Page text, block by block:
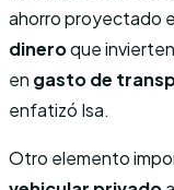
ahorro proyectado
dineroque
en gasto de
enfatizó Isa.
Otro elemento